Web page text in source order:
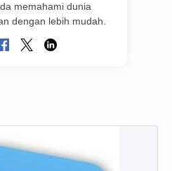
memahami dunia
dengan lebih mudah.